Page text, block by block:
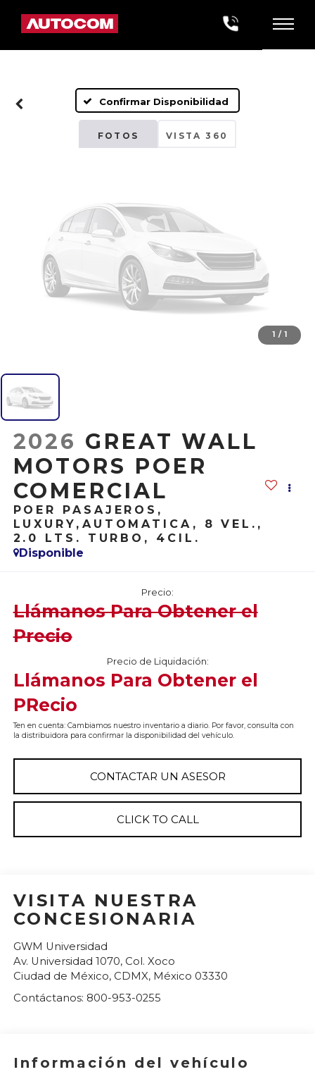
Confirmar Disponibilidad
FOTOS VISTA 360
Fotos No
Disponibles
Por favor, revise luego
1 / 1
2026 GREAT WALL
MOTORS POER
COMERCIAL
POER PASAJEROS,
LUXURY,AUTOMATICA, 8 VEL.,
2.0 LTS. TURBO, 4CIL.
Disponible
Precio:
Llámanos Para Obtener el
Precio
Precio de Liquidación:
Llámanos Para Obtener el
PRecio
Ten en cuenta: Cambiamos nuestro inventario a diario. Por favor, consulta con
la distribuidora para confirmar la disponibilidad del vehículo.
CONTACTAR UN ASESOR
CLICK TO CALL
VISITA NUESTRA
CONCESIONARIA
GWM Universidad
Av. Universidad 1070, Col. Xoco
Ciudad de México, CDMX, México 03330
Contáctanos: 800-953-0255
Información del vehículo